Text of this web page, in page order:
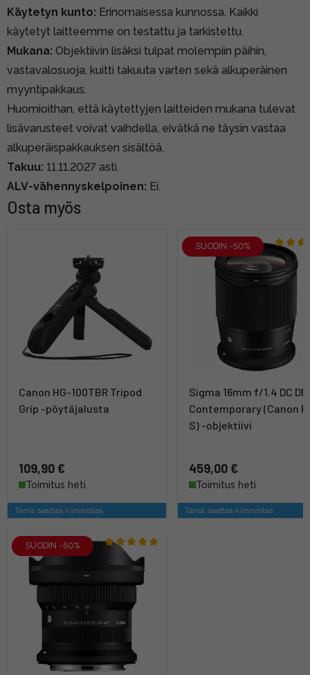
Käytetyn kunto: Erinomaisessa kunnossa. Kaikki
käytetyt laitteemme on testattu ja tarkistettu.
Mukana: Objektiivin lisäksi tulpat molempiin päihin,
vastavalosuoja, kuitti takuuta varten sekä alkuperäinen
myyntipakkaus.
Huomioithan, että käytettyjen laitteiden mukana tulevat
lisävarusteet voivat vaihdella, eivätkä ne täysin vastaa
alkuperäispakkauksen sisältöä.
Takuu: 11.11.2027 asti.
ALV-vähennyskelpoinen: Ei.
Osta myös
Canon HG-100TBR Tripod
Grip -pöytäjalusta
109,90 €
Toimitus heti
Tämä saattaa kiinnostaa
SUODIN -50%
Sigma 16mm f/1.4 DC DN
Contemporary (Canon
S) -objektiivi
459,00 €
Toimitus heti
Tämä saattaa kiinnostaa
SUODIN -50%